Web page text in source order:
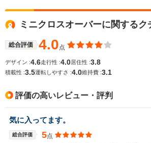
ミニクロスオーバーに関するク
総合評価 4.0 点
デザイン :4.6走行性 :4.0居住性 :3.8
積載性 :3.5運転しやすさ :4.0維持費 :3.1
評価の高いレビュー・評判
気に入ってます。
総合評価 5点